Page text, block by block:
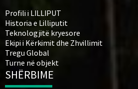
Profili i LILLIPUT
Historia e Lilliputit
Teknologjitë kryesore
Ekipi i Kërkimit dhe Zhvillimit
Tregu Global
Turne në objekt
SHËRBIME